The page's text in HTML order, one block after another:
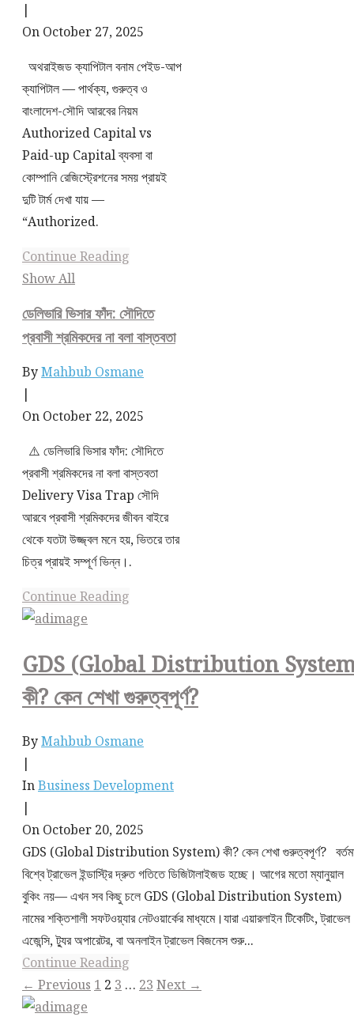
|
On October 27, 2025
অথরাইজড ক্যাপিটাল বনাম পেইড-আপ
ক্যাপিটাল — পার্থক্য, গুরুত্ব ও
বাংলাদেশ-সৌদি আরবের নিয়ম
Authorized Capital vs
Paid-up Capital ব্যবসা বা
কোম্পানি রেজিস্ট্রেশনের সময় প্রায়ই
দুটি টার্ম দেখা যায় —
“Authorized.
Continue Reading
Show All
ডেলিভারি ভিসার ফাঁদ: সৌদিতে
প্রবাসী শ্রমিকদের না বলা বাস্তবতা
ByMahbub Osmane
|
On October 22, 2025
⚠️ ডেলিভারি ভিসার ফাঁদ: সৌদিতে
প্রবাসী শ্রমিকদের না বলা বাস্তবতা
Delivery Visa Trap সৌদি
আরবে প্রবাসী শ্রমিকদের জীবন বাইরে
থেকে যতটা উজ্জ্বল মনে হয়, ভিতরে তার
চিত্র প্রায়ই সম্পূর্ণ ভিন্ন।.
Continue Reading
GDS (Global Distribution
কী? কেন শেখা গুরুত্বপূর্ণ?
ByMahbub Osmane
|
InBusiness Development
|
On October 20, 2025
GDS (Global Distribution System) কী? কেন শেখা গুরুত্বপূর্ণ?
বিশ্বে ট্রাভেল ইন্ডাস্ট্রি দ্রুত গতিতে ডিজিটালাইজড হচ্ছে। আগের মতো ম্যানুয়াল
বুকিং নয়— এখন সব কিছু চলে GDS (Global Distribution System)
নামের শক্তিশালী সফটওয়্যার নেটওয়ার্কের মাধ্যমে।যারা এয়ারলাইন টিকেটিং, ট্রাভেল
এজেন্সি, ট্যুর অপারেটর, বা অনলাইন ট্রাভেল বিজনেস শুরু...
Continue Reading
← Previous 1 2 3 … 23 Next →